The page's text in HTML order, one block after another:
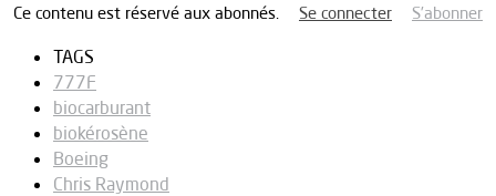
Ce contenu est réservé aux abonnés. Se connecter S’abonner
TAGS
777F
biocarburant
biokérosène
Boeing
Chris Raymond